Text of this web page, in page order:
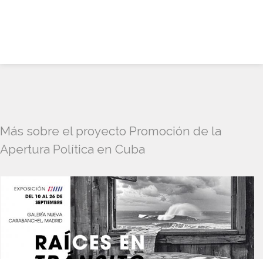
Más sobre el proyecto Promoción de la
Apertura Política en Cuba